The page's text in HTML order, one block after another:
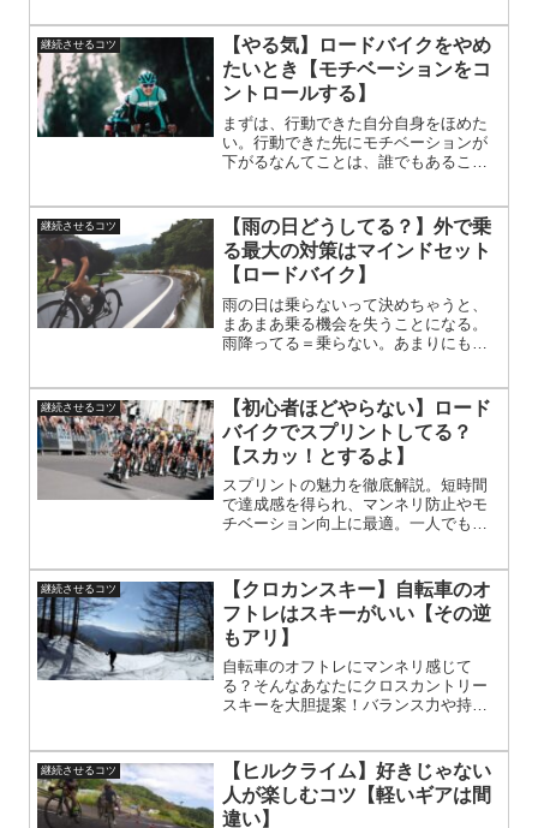
しさが広がります。冬にしか味わえな
い静けさや景色も満喫しよう！雪道ビ
ギナーも安心のガイド。
継続させるコツ
【やる気】ロードバイクをやめ
たいとき【モチベーションをコ
ントロールする】
まずは、行動できた自分自身をほめた
い。行動できた先にモチベーションが
下がるなんてことは、誰でもあるこ
自身で作る必要がある。
継続させるコツ
【雨の日どうしてる？】外で乗
る最大の対策はマインドセット
【ロードバイク】
雨の日は乗らないって決めちゃうと、
まあまあ乗る機会を失うことになる。
雨降ってる＝乗らない。あまりにも短
走ってみると、意外に楽しい。要は乗
りたいときに乗る。もっと野性的にな
る。
継続させるコツ
【初心者ほどやらない】ロード
バイクでスプリントしてる？
【スカッ！とするよ】
スプリントの魅力を徹底解説。短時間
で達成感を得られ、マンネリ防止やモ
チベーション向上に最適。一人でも楽
く紹介。ロングライドだけで満足でき
ない方、忙しくて時間が取れない方に
もおすすめ。
継続させるコツ
【クロカンスキー】自転車のオ
フトレはスキーがいい【その逆
もアリ】
自転車のオフトレにマンネリ感じて
る？そんなあなたにクロスカントリー
スキーを大胆提案！バランス力や持久
こそ差がつく体づくりを始めよう！冬
季限定のスポーツで、全身運動ができ
るため、心肺機能アップや筋力強化に
も効果的。次のシーズンに向けて準備
継続させるコツ
【ヒルクライム】好きじゃない
人が楽しむコツ【軽いギアは間
違い】